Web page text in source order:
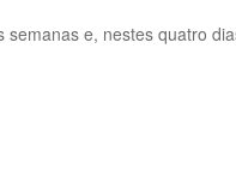
e, nestes quatro